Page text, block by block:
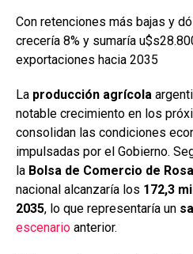
b
o
k
s
A
p
dI
n
p
ar
Con retenciones más bajas y
crecería 8% y sumaría
exportaciones hacia 2035
La producción agrícola
notable crecimiento en los
consolidan las condiciones
impulsadas por el Gobierno.
la Bolsa de Comercio de
nacional alcanzaría los 172,3
2035, lo que representaría un
escenario anterior.